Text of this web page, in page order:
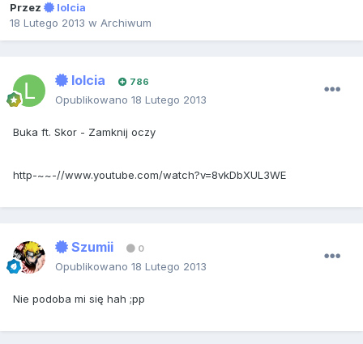
Przez
lolcia
18 Lutego 2013 w Archiwum
lolcia 786
Opublikowano 18 Lutego 2013
Buka ft. Skor - Zamknij oczy
http-~~-//www.youtube.com/watch?v=8vkDbXUL3WE
Szumii 0
Opublikowano 18 Lutego 2013
Nie podoba mi się hah ;pp